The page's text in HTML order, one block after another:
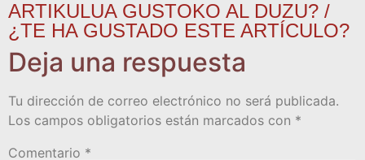
ARTIKULUA GUSTOKO AL DUZU? /
¿TE HA GUSTADO ESTE ARTÍCULO?
Deja una respuesta
Tu dirección de correo electrónico no será publicada.
Los campos obligatorios están marcados con *
Comentario *